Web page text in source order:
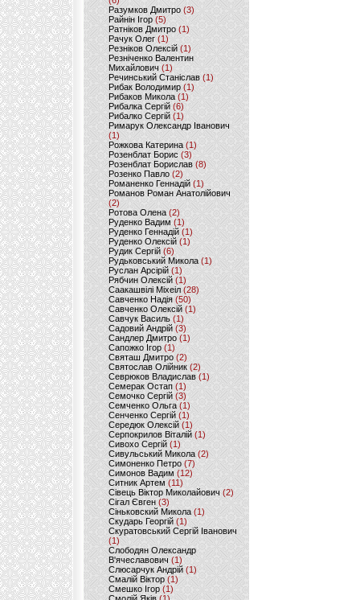
Разумков Дмитро (3)
Райнін Ігор(5)
Ратніков Дмитро (1)
Рачук Олег (1)
Резніков Олексій(1)
Резніченко Валентин
Михайлович (1)
Речинський Станіслав (1)
Рибак Володимир(1)
Рибаков Микола(1)
Рибалка Сергій (6)
Рибалко Сергій (1)
Римарук Олександр Іванович
(1)
Рожкова Катерина(1)
Розенблат Борис (3)
Розенблат Борислав (8)
Розенко Павло (2)
Романенко Геннадій (1)
Романов Роман Анатолійович
(2)
Ротова Олена(2)
Руденко Вадим (1)
Руденко Геннадій (1)
Руденко Олексій(1)
Рудик Сергій(6)
Рудьковський Микола (1)
Руслан Арсірій(1)
Рябчин Олексій (1)
Саакашвілі Міхеіл(28)
Савченко Надія (50)
Савченко Олексій(1)
Савчук Василь (1)
Садовий Андрій (3)
Сандлер Дмитро(1)
Сапожко Ігор(1)
Святаш Дмитро (2)
Святослав Олійник (2)
Севрюков Владислав (1)
Семерак Остап (1)
Семочко Сергій (3)
Семченко Ольга (1)
Сенченко Сергій(1)
Середюк Олексій(1)
Серпокрилов Віталій(1)
Сивохо Сергій(1)
Сивульський Микола(2)
Симоненко Петро(7)
Симонов Вадим (12)
Ситник Артем(11)
Сівець Віктор Миколайович(2)
Сігал Євген (3)
Сіньковский Микола(1)
Скударь Георгій (1)
Скуратовський Сергій Іванович
(1)
Слободян Олександр
В'ячеславович(1)
Слюсарчук Андрій(1)
Смалій Віктор (1)
Смешко Ігор (1)